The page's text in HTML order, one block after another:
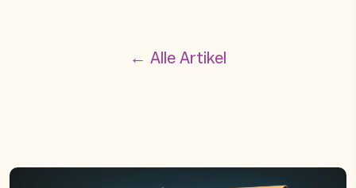
← Alle Artikel